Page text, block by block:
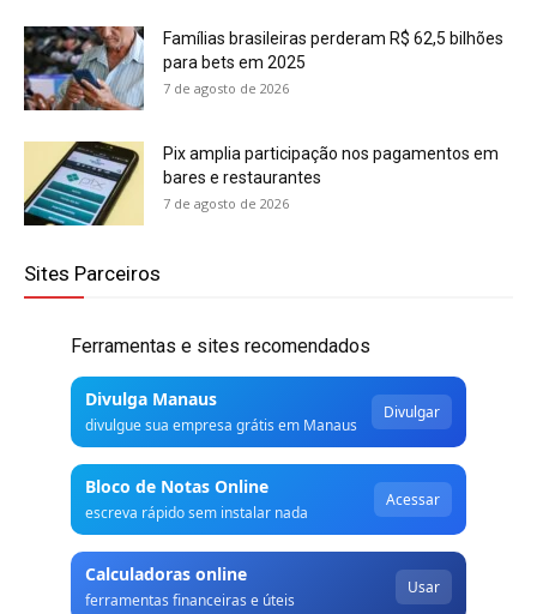
Famílias brasileiras perderam R$ 62,5 bilhões
para bets em 2025
7 de agosto de 2026
Pix amplia participação nos pagamentos em
bares e restaurantes
7 de agosto de 2026
Sites Parceiros
Ferramentas e sites recomendados
Divulga Manaus
divulgue sua empresa grátis em Manaus
Divulgar
Bloco de Notas Online
escreva rápido sem instalar nada
Acessar
Calculadoras online
ferramentas financeiras e úteis
Usar